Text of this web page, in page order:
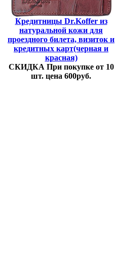
Кредитницы Dr.Koffer из
натуральной кожи для
проездного билета, визиток и
кредитных карт(черная и
красная)
СКИДКА При покупке от 10
шт. цена 600руб.